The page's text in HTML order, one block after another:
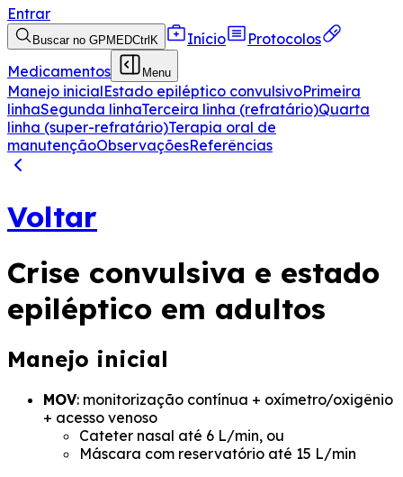
Entrar
Buscar no GPMEDCtrl K Início
Protocolos
Medicamentos
Menu
Manejo inicialEstado epiléptico convulsivoPrimeira
linhaSegunda linhaTerceira linha (refratário)Quarta
linha (super-refratário)Terapia oral de
manutençãoObservaçõesReferências
Voltar
Crise convulsiva e estado
epiléptico em adultos
Manejo inicial
MOV: monitorização contínua + oxímetro/oxigênio
+ acesso venoso
Cateter nasal até 6 L/min, ou
Máscara com reservatório até 15 L/min